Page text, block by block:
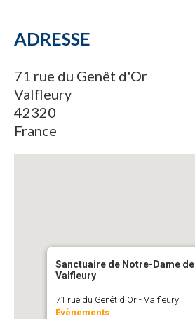
ADRESSE
71 rue du Genêt d'Or
Valfleury
42320
France
Sanctuaire de Notre-Dame de
Valfleury
71 rue du Genêt d'Or - Valfleury
Évènements